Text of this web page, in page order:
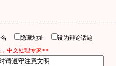
名 隐藏地址
设为辩论话题
中文处理专家>>